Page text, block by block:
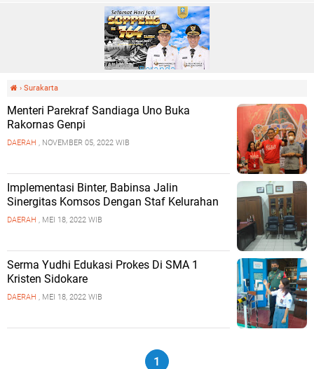
Beranda
› Surakarta
Menteri Parekraf Sandiaga Uno Buka
Rakornas Genpi
DAERAH , NOVEMBER 05, 2022 WIB
Implementasi Binter, Babinsa Jalin
Sinergitas Komsos Dengan Staf Kelurahan
DAERAH , MEI 18, 2022 WIB
Serma Yudhi Edukasi Prokes Di SMA 1
Kristen Sidokare
DAERAH , MEI 18, 2022 WIB
1